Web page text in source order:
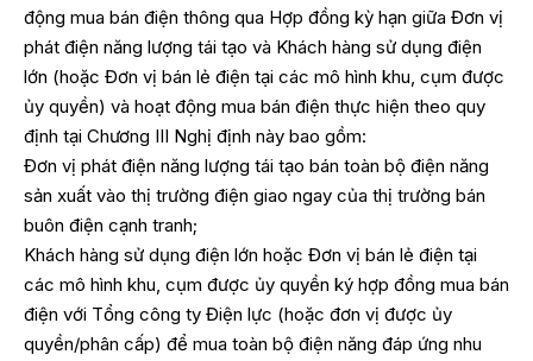
động mua bán điện thông qua Hợp đồng kỳ hạn giữa Đơn vị
phát điện năng lượng tái tạo và Khách hàng sử dụng điện
lớn (hoặc Đơn vị bán lẻ điện tại các mô hình khu, cụm được
ủy quyền) và hoạt động mua bán điện thực hiện theo quy
định tại Chương III Nghị định này bao gồm:
Đơn vị phát điện năng lượng tái tạo bán toàn bộ điện năng
sản xuất vào thị trường điện giao ngay của thị trường bán
buôn điện cạnh tranh;
Khách hàng sử dụng điện lớn hoặc Đơn vị bán lẻ điện tại
các mô hình khu, cụm được ủy quyền ký hợp đồng mua bán
điện với Tổng công ty Điện lực (hoặc đơn vị được ủy
quyền/phân cấp) để mua toàn bộ điện năng đáp ứng nhu